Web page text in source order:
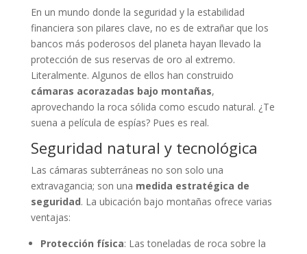
En un mundo donde la seguridad y la estabilidad
financiera son pilares clave, no es de extrañar que los
bancos más poderosos del planeta hayan llevado la
protección de sus reservas de oro al extremo.
Literalmente. Algunos de ellos han construido
cámaras acorazadas bajo montañas,
aprovechando la roca sólida como escudo natural. ¿Te
suena a película de espías? Pues es real.
Seguridad natural y tecnológica
Las cámaras subterráneas no son solo una
extravagancia; son una medida estratégica de
seguridad. La ubicación bajo montañas ofrece varias
ventajas:
Protección física: Las toneladas de roca sobre la